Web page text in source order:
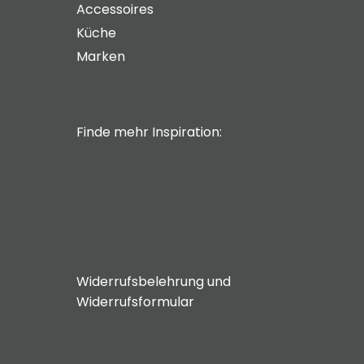
Accessoires
Küche
Marken
Finde mehr Inspiration:
Widerrufsbelehrung und
Widerrufsformular